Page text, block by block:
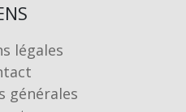
légales
générales